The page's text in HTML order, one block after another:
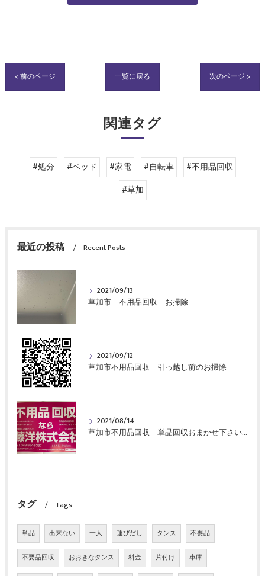
< 前のページ 一覧に戻る 次のページ >
関連タグ
#処分 #ベッド #家電 #自転車
#不用品回収
#草加
最近の投稿 Recent Posts
2021/09/13
草加市 不用品回収 お掃除
2021/09/12
草加市不用品回収 引っ越し前のお掃除
2021/08/14
草加市不用品回収 単品回収おまかせ下さい！
タグ Tags
単品 出来ない 一人 運びだし タンス 不要品
不要品回収 おおきなタンス 料金 片付け 車庫